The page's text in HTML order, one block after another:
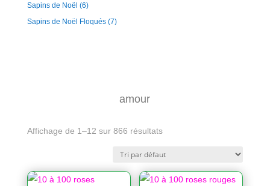
Sapins de Noël (6)
Sapins de Noël Floqués (7)
amour
Affichage de 1–12 sur 866 résultats